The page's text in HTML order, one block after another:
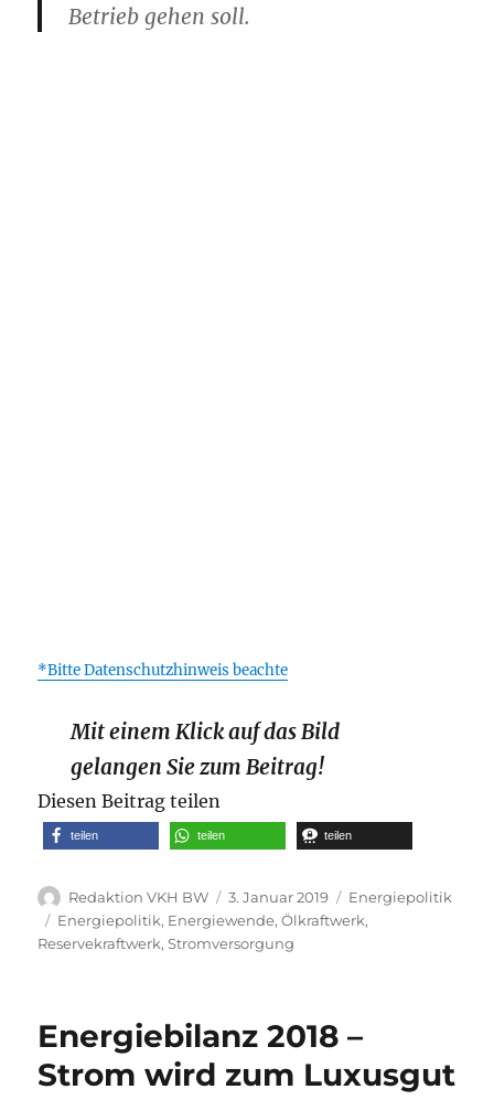
Betrieb gehen soll.
*Bitte Datenschutzhinweis beachte
Mit einem Klick auf das Bild
gelangen Sie zum Beitrag!
Diesen Beitrag teilen
teilen teilen teilen
Autor
Redaktion VKH BW
Veröffentlicht
am
3. Januar 2019 Kategorien
Energiepolitik
Schlagwörter
Energiepolitik, Energiewende,Ölkraftwerk,
Reservekraftwerk,Stromversorgung
Energiebilanz 2018 –
Strom wird zum Luxusgut